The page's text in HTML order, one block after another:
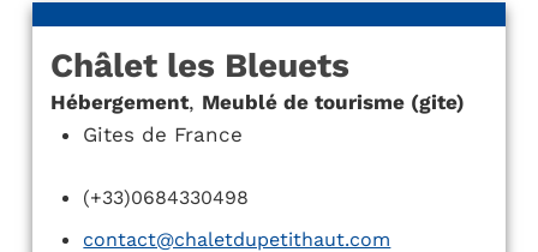
Châlet les Bleuets
Hébergement, Meublé de tourisme (gite)
Gites de France
(+33)0684330498
contact@chaletdupetithaut.com